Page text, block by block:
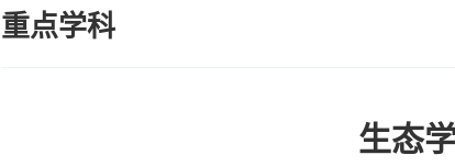
重点学科
生态